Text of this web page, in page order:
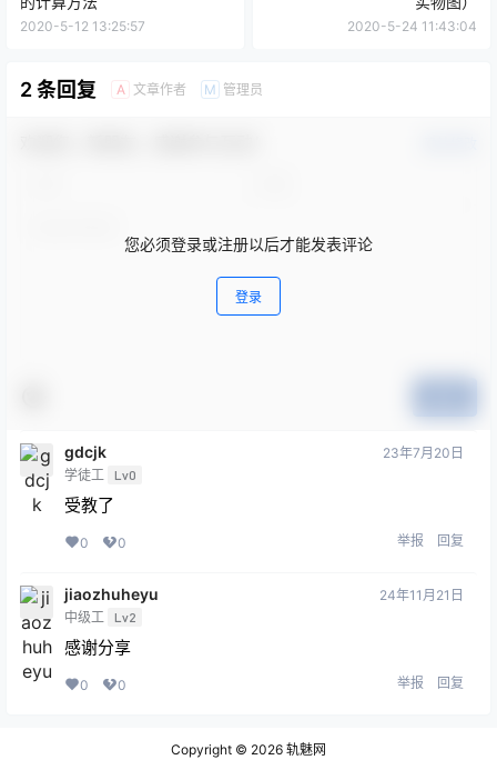
2020-5-12 13:25:57 2020-5-24 11:43:04
2 条回复 A 文章作者 M 管理员
您必须登录或注册以后才能发表评论
登录
gdcjk
学徒工 Lv0
23年7月20日
受教了
0 0 举报 回复
jiaozhuheyu
中级工 Lv2
24年11月21日
感谢分享
0 0 举报 回复
Copyright © 2026 轨魅网